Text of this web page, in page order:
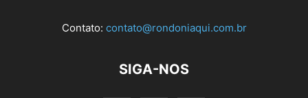
Contato: contato@rondoniaqui.com.br
SIGA-NOS